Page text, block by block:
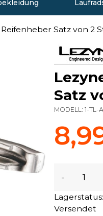
Satz von 2
Satz
MODELL:1-TL-
-
Lagerstatus:
Versendet